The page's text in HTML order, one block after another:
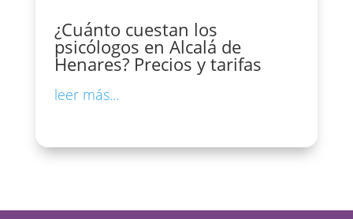
¿Cuánto cuestan los
psicólogos en Alcalá de
Henares? Precios y tarifas
leer más...